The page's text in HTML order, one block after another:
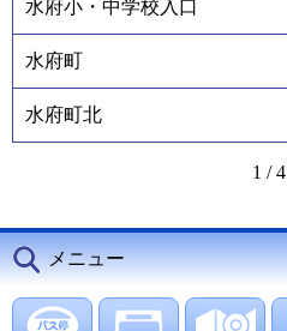
水府小・中学校入口
水府町
水府町北
1 /4
メニュー